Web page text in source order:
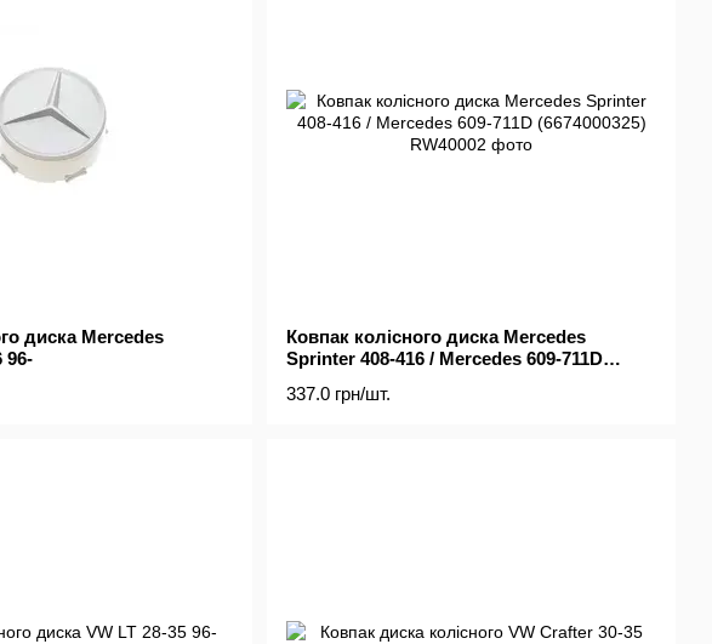
диска Mercedes
96-
Ковпак колісного диска Mercedes
Sprinter 408-416 / Mercedes 609-711D
337.0 грн/шт.